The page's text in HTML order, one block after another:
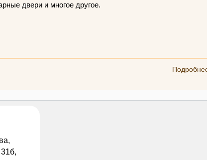
двери и многое другое.